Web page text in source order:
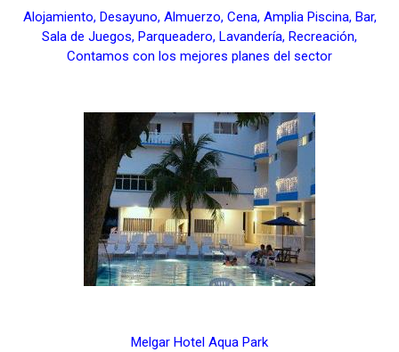
Alojamiento, Desayuno, Almuerzo, Cena, Amplia Piscina, Bar,
Sala de Juegos, Parqueadero, Lavandería, Recreación,
Contamos con los mejores planes del sector
Melgar Hotel Aqua Park